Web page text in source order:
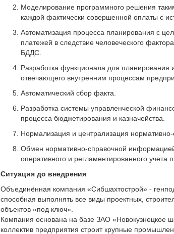
Моделирование программного решения
каждой фактически совершенной оплаты с
Автоматизация процесса планирования с
платежей в следствие человеческого
БДДС.
Разработка функционала для
отвечающего внутренним процессам
Автоматический сбор факта.
Разработка системы управленческой
процесса бюджетирования и казначейства.
Нормализация и централизация
Обмен нормативно-справочной
оперативного и регламентированного учета
Ситуация до внедрения
Объединённая компания «Сибшахтострой» -
способная выполнять все виды проектных,
объектов «под ключ».
Компания основана на базе ЗАО «Новокузнецкое
коллектив предприятия строит крупные